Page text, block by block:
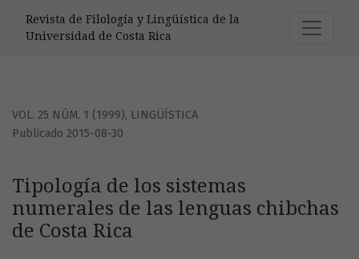
Revista de Filología y Lingüística de la
Universidad de Costa Rica
VOL. 25 NÚM. 1 (1999), LINGÜÍSTICA
Tipología de los sistemas
numerales de las lenguas chibchas
de Costa Rica
Publicado 2015-08-30